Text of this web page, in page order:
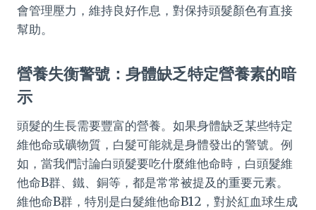
會管理壓力，維持良好作息，對保持頭髮顏色有直接
幫助。
營養失衡警號：身體缺乏特定營養素的暗
示
頭髮的生長需要豐富的營養。如果身體缺乏某些特定
維他命或礦物質，白髮可能就是身體發出的警號。例
如，當我們討論白頭髮要吃什麼維他命時，白頭髮維
他命B群、鐵、銅等，都是常常被提及的重要元素。
維他命B群，特別是白髮維他命B12，對於紅血球生成